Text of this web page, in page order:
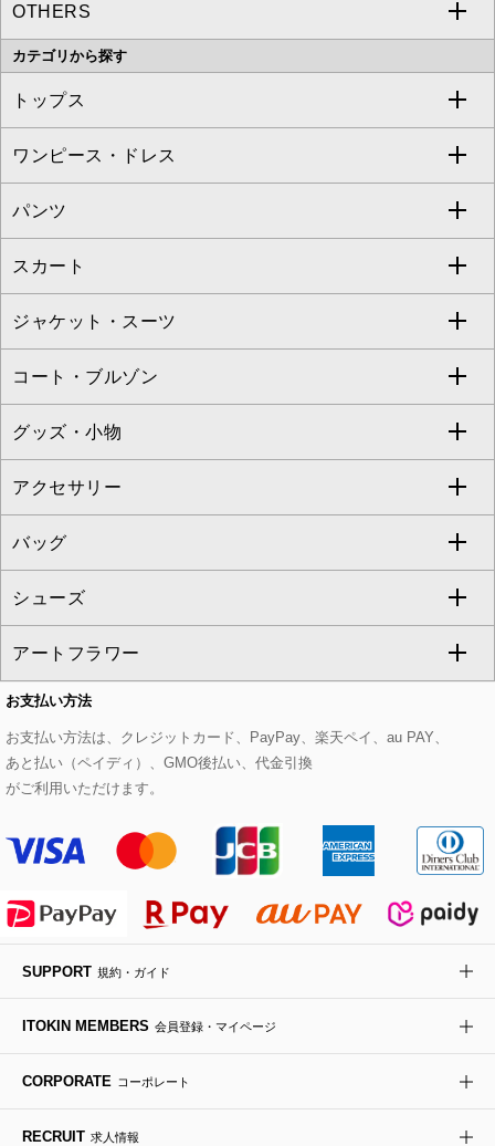
MK MICHEL KLEIN
OFUON le MK
eur3
Maison de CINQ
MK MICHEL KLEIN BAG
HIROKO KOSHINO
MICHEL KLEIN HOMME
MK MICHEL KLEIN HOMME
a.v.v
OTHERS
MK MICHEL KLEIN BAG
カテゴリから探す
トップス
すべてのトップス
カットソー・Tシャツ
ブラウス・シャツ
ニット・セーター
カーディガン
アンサンブルセット
ベスト・ジレ
パーカー
タンクトップ・キャミソール
スウェット・ジャージー
その他のトップス
ワンピース・ドレス
すべてのワンピース・ドレス
ワンピース
ドレス
チュニック
ジャンパースカート
その他のワンピース・ドレス
パンツ
すべてのパンツ
フルレングスパンツ
クロップド・半端丈パンツ
ガウチョ・ワイドパンツ
ハーフ・ショート丈パンツ
サロペット・オールインワン
その他のパンツ
スカート
すべてのスカート
ロング・マキシ丈スカート
ひざ丈スカート
ミモレ丈スカート
ショート・ミニ丈スカート
その他のスカート
ジャケット・スーツ
すべてのジャケット・スーツ
テーラードジャケット
ノーカラージャケット
セットアップ
セットアップジャケット
セットアップパンツ
セットアップスカート
セットアップワンピース
コート・ブルゾン
すべてのコート・ブルゾン
トレンチコート
ピーコート
ダッフルコート
チェスターコート
モッズコート
ステンカラーコート
ライダースジャケット
デニムジャケット
ダウンジャケット・コート
グッズ・小物
すべてのグッズ・小物
マスク
ストール・マフラー・スヌード
ベルト・サスペンダー
帽子
ヘアアクセサリー
ハンカチ・バンダナ
手袋
チャーム・ストラップ
アクセサリー
すべてのアクセサリー
ネックレス
ピアス・イヤリング
ブレスレット・バングル
ブローチ・コサージュ
バッグ
すべてのバッグ
トートバッグ
ショルダーバッグ
ボストンバッグ
バックパック・リュック
ボディバッグ・メッセンジャーバッグ
トラベルバッグ
シューズ
すべてのシューズ
パンプス
スニーカー
フラットシューズ
ローファー
ドレスシューズ
アートフラワー
すべてのアートフラワー
ローズ
カサブランカ・カラー
ラナンキュラス
ポプリアレンジ＆フレグランス
お支払い方法
お支払い方法は、クレジットカード、PayPay、楽天ペイ、au PAY、
あと払い（ペイディ）、GMO後払い、代金引換
がご利用いただけます。
SUPPORT 規約・ガイド
ITOKIN MEMBERS 会員登録・マイページ
CORPORATE コーポレート
RECRUIT 求人情報